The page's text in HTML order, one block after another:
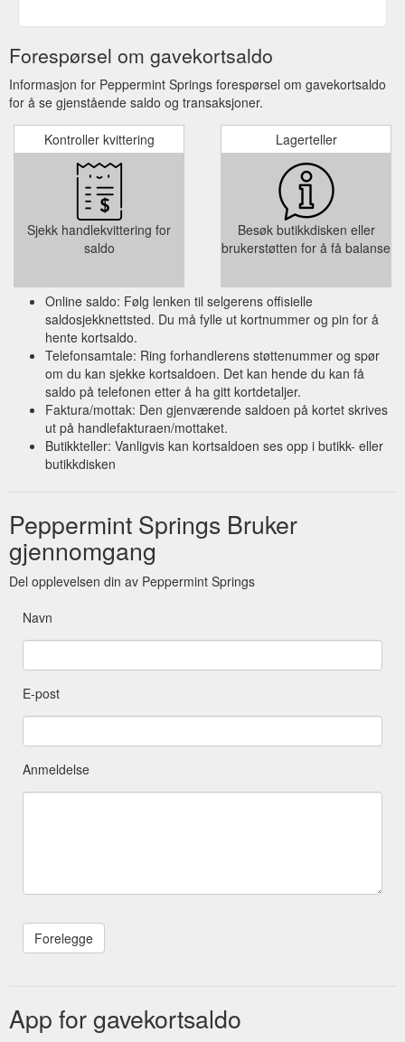
Forespørsel om gavekortsaldo
Informasjon for Peppermint Springs forespørsel om gavekortsaldo
for å se gjenstående saldo og transaksjoner.
Kontroller kvittering
Sjekk handlekvittering for
saldo
Lagerteller
Besøk butikkdisken eller
brukerstøtten for å få balanse
Online saldo: Følg lenken til selgerens offisielle
saldosjekknettsted. Du må fylle ut kortnummer og pin for å
hente kortsaldo.
Telefonsamtale: Ring forhandlerens støttenummer og spør
om du kan sjekke kortsaldoen. Det kan hende du kan få
saldo på telefonen etter å ha gitt kortdetaljer.
Faktura/mottak: Den gjenværende saldoen på kortet skrives
ut på handlefakturaen/mottaket.
Butikkteller: Vanligvis kan kortsaldoen ses opp i butikk- eller
butikkdisken
Peppermint Springs Bruker
gjennomgang
Del opplevelsen din av Peppermint Springs
Navn
E-post
Anmeldelse
App for gavekortsaldo